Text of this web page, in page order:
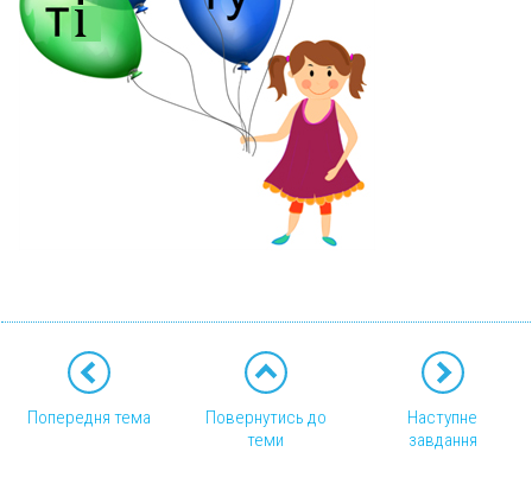
Попередня тема
Повернутись до
теми
Наступне
завдання